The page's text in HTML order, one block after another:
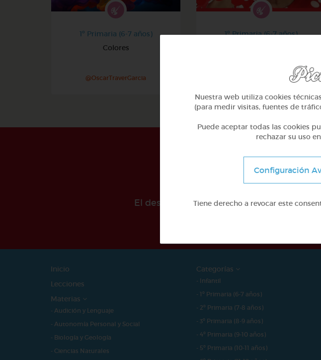
1º Primaria (6-7 años)
Colores
@OscarTraverGarcia
1º Primaria (6-7 años)
El desarollo de este proyecto ha sido
Inicio
Lecciones
Materias
- Audición y Lenguaje
- Autonomía Personal y Social
- Biología y Geología
- Ciencias Naturales
Categorías
- Infantil
- 1º Primaria (6-7 años)
- 2º Primaria (7-8 años)
- 3º Primaria (8-9 años)
- 4º Primaria (9-10 años)
- 5º Primaria (10-11 años)
Nuestra web utiliza cookies
(para medir visitas, fuentes de
Puede aceptar todas las cookies
rechazar su uso
Configuración
Tiene derecho a revocar este